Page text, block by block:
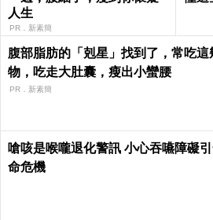
人生
PR．新素簡
腹部脂肪的「剋星」找到了，常吃這
物，吃走大肚囊，瘦出小蠻腰
PR．新素簡
嗆咳是喉嚨退化警訊 小心吞嚥障礙
命危機